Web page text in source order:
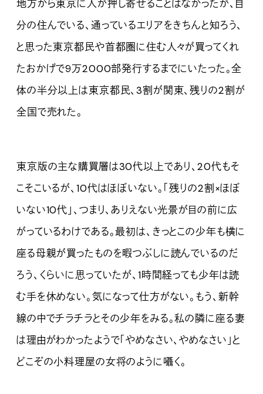
地方から東京に人が押し寄せることはなかったが、自
分の住んでいる、通っているエリアをきちんと知ろう、
と思った東京都民や首都圏に住む人々が買ってくれ
たおかげで9万2000部発行するまでにいたった。全
体の半分以上は東京都民、3割が関東、残りの2割が
全国で売れた。
東京版の主な購買層は30代以上であり、20代もそ
こそこいるが、10代はほぼいない。「残りの2割×ほぼ
いない10代」、つまり、ありえない光景が目の前に広
がっているわけである。最初は、きっとこの少年も横に
座る母親が買ったものを暇つぶしに読んでいるのだ
ろう、くらいに思っていたが、1時間経っても少年は読
む手を休めない。気になって仕方がない。もう、新幹
線の中でチラチラとその少年をみる。私の隣に座る妻
は理由がわかったようで「やめなさい、やめなさい」と
どこぞの小料理屋の女将のように囁く。